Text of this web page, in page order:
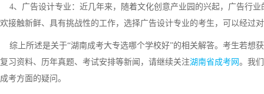
4、广告设计专业：近几年来，随着文化创意产业园的兴起，广告行
欢接触新鲜、具有挑战性的工作，选择广告设计专业的考生，可以经过
综上所述是关于“湖南成考大专选哪个学校好”的相关解答。考生若想
复习资料、历年真题、考试安排等新闻，请继续关注湖南省成考网 。我
成考方面的疑问。